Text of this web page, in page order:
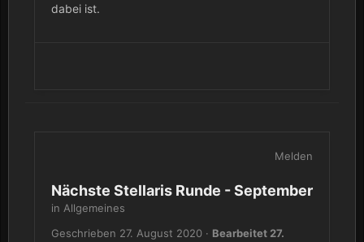
dabei ist.
Melden
Nächste Stellaris Runde - September
in Allgemeines
Geschrieben 27. August 2020 · Bearbeitet 27.